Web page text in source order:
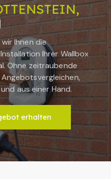
Ihnen die
Ihrer Wallbox
Ohne zeitraubende
aus einer Hand.
erhalten